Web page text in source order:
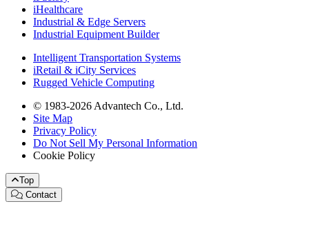
iHealthcare
Industrial & Edge Servers
Industrial Equipment Builder
Intelligent Transportation Systems
iRetail & iCity Services
Rugged Vehicle Computing
© 1983-2026 Advantech Co., Ltd.
Site Map
Privacy Policy
Do Not Sell My Personal Information
Cookie Policy
Top
Contact